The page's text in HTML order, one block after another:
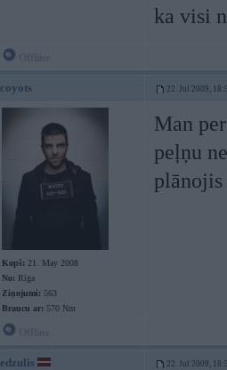
ka visi
coyots 22. Jul 2009,
Kopš: 21. May 2008
No: Rīga
Ziņojumi: 563
Braucu ar: 570 Nm
Man
peļņu
plānojis
edzulis 22. Jul 2009,